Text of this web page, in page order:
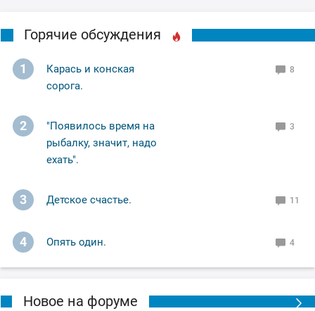
Горячие обсуждения
1
Карась и конская
сорога.
8
2
"Появилось время на
рыбалку, значит, надо
ехать".
3
3 Детское счастье. 11
4 Опять один. 4
Новое на форуме